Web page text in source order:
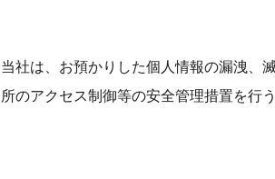
当社は、お預かりした個人情報の漏洩、
所のアクセス制御等の安全管理措置を行